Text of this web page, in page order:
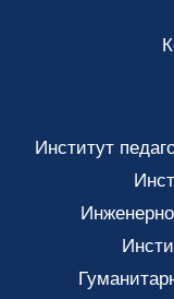
Институт